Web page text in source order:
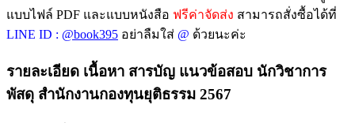
แบบไฟล์ PDF และแบบหนังสือ ฟรีค่าจัดส่ง สามารถสั่งซื้อได้ที่
LINE ID : @book395 อย่าลืมใส่ @ ด้วยนะค่ะ
รายละเอียด เนื้อหา สารบัญ แนวข้อสอบ นักวิชาการ
พัสดุ สำนักงานกองทุนยุติธรรม 2567